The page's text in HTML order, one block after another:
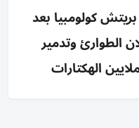
كولومبيا بعد
الطوارئ وتدمير
الهكتارات